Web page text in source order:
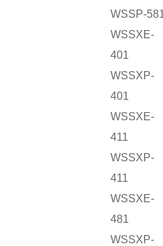
WSSP-
WSSXE-
401
WSSXP-
401
WSSXE-
411
WSSXP-
411
WSSXE-
481
WSSXP-